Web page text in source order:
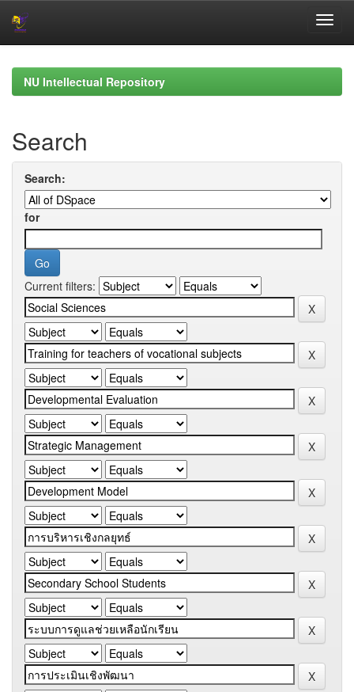
navigationNU Intellectual Repository
Search
Search:
for
Current filters: